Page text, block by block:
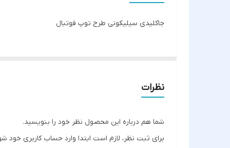
جاکلیدی سیلیکونی طرح توپ فوتبال
نظرات
شما هم درباره این محصول نظر خود را بنویسید.
برای ثبت نظر، لازم است ابتدا وارد حساب کاربری خود